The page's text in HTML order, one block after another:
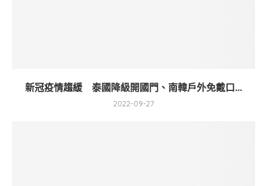
新冠疫情趨緩 泰國降級開國門、南韓戶外免戴口...
2022-09-27